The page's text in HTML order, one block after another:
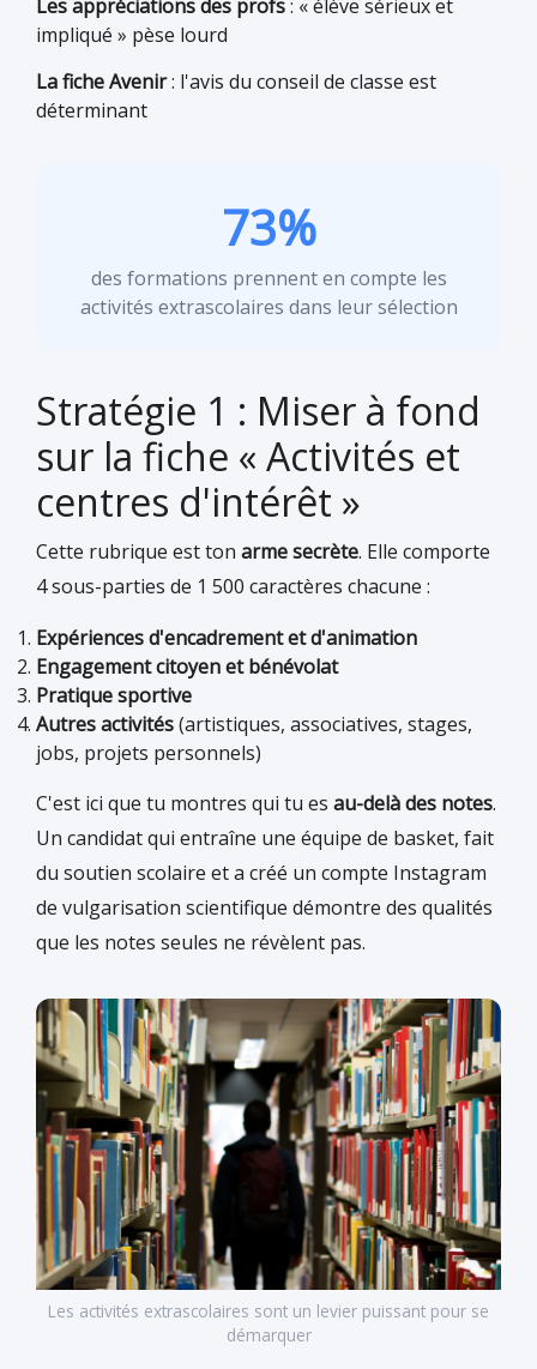
Les appréciations des profs: « élève sérieux et
impliqué » pèse lourd
La fiche Avenir: l'avis du conseil de classe est
déterminant
73%
des formations prennent en compte les
activités extrascolaires dans leur sélection
Stratégie 1 : Miser à fond
sur la fiche « Activités et
centres d'intérêt »
Cette rubrique est ton arme secrète. Elle comporte
4 sous-parties de 1 500 caractères chacune :
Expériences d'encadrement et d'animation
Engagement citoyen et bénévolat
Pratique sportive
Autres activités(artistiques, associatives, stages,
jobs, projets personnels)
C'est ici que tu montres qui tu es au-delà des notes.
Un candidat qui entraîne une équipe de basket, fait
du soutien scolaire et a créé un compte Instagram
de vulgarisation scientifique démontre des qualités
que les notes seules ne révèlent pas.
Les activités extrascolaires sont un levier puissant pour se
démarquer